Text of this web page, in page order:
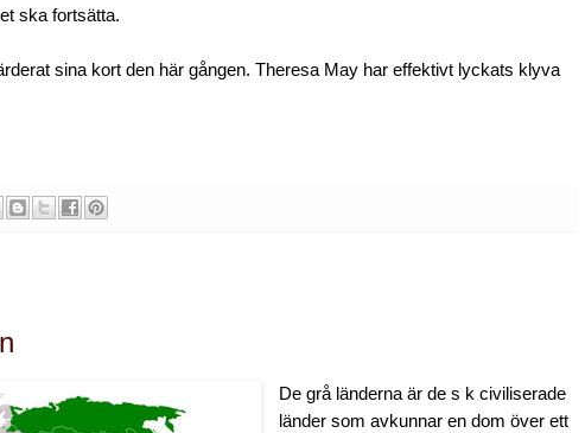
ska fortsätta.
sina kort den här gången. Theresa May har effektivt lyckats klyva
De grå länderna är de s k civiliserade
länder som avkunnar en dom över ett